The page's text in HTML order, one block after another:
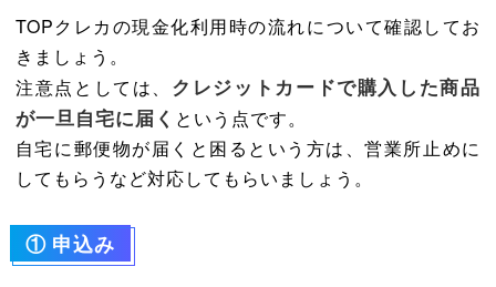
TOPクレカの現金化利用時の流れについて確認してお
きましょう。
注意点としては、 クレジットカードで購入した商品
が一旦自宅に届く という点です。
自宅に郵便物が届くと困るという方は、営業所止めに
してもらうなど対応してもらいましょう。
① 申込み